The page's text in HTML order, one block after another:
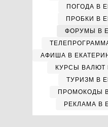
ПОГОДА В
ПРОБКИ В
ФОРУМЫ В
АФИША В
КУРСЫ ВАЛЮТ
ТУРИЗМ В
ПРОМОКОДЫ
РЕКЛАМА В